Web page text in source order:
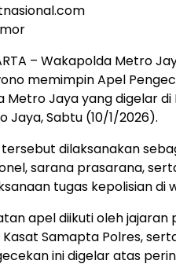
– Wakapolda Metro
memimpin Apel
Metro Jaya yang digelar
Jaya, Sabtu (10/1/2026).
dilaksanakan
sarana prasarana,
tugas kepolisian di
apel diikuti oleh
Samapta Polres,
ini digelar atas